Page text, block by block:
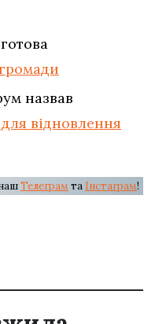
назвав
відновлення
Телеграм та Інстаграм!